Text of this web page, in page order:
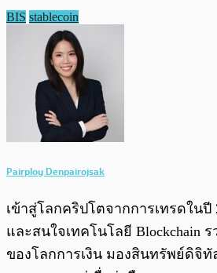
BIS stablecoin
Pairploy Denpairojsak
เข้าสู่โลกคริปโตจากการเทรดในปี
และสนใจเทคโนโลยี Blockchain
ของโลกการเงิน มองสินทรัพย์ดิจิ